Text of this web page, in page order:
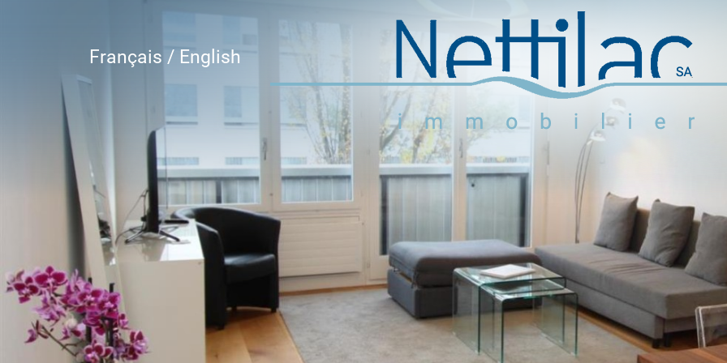
Français / English
Logements meublés
Logements non meublés
Parkings et garages
Locaux commerciaux
Objets en vente
+41 22 312 04 75
^